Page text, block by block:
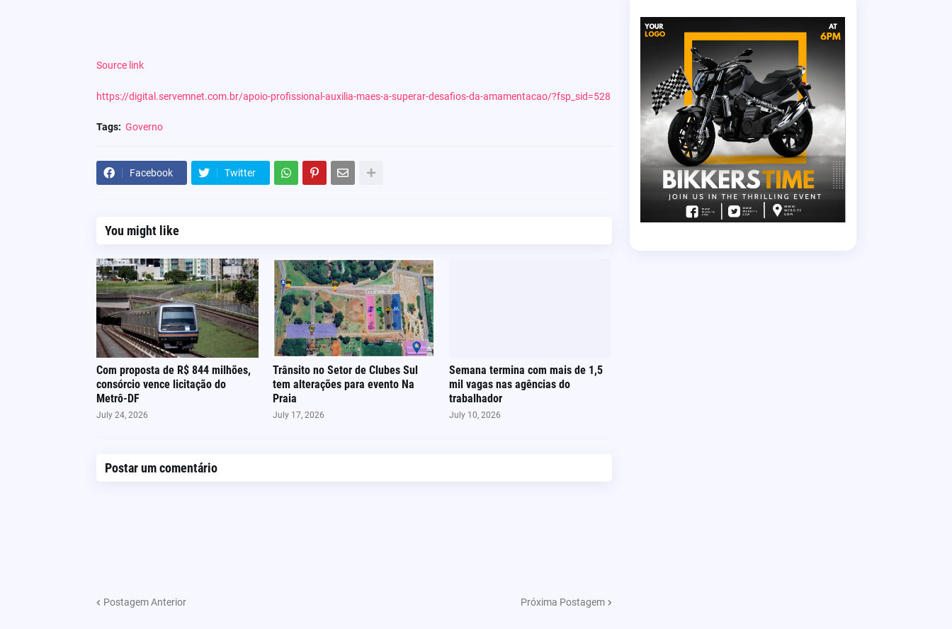
Source link
https://digital.servemnet.com.br/apoio-profissional-auxilia-maes-a-superar-desafios-da-amamentacao/?fsp_sid=528
Tags: Governo
Facebook Twitter
You might like
Com proposta de R$ 844 milhões,
consórcio vence licitação do
Metrô-DF
July 24, 2026
Trânsito no Setor de Clubes Sul
tem alterações para evento Na
Praia
July 17, 2026
Semana termina com mais de 1,5
mil vagas nas agências do
trabalhador
July 10, 2026
Postar um comentário
Postagem Anterior Próxima Postagem